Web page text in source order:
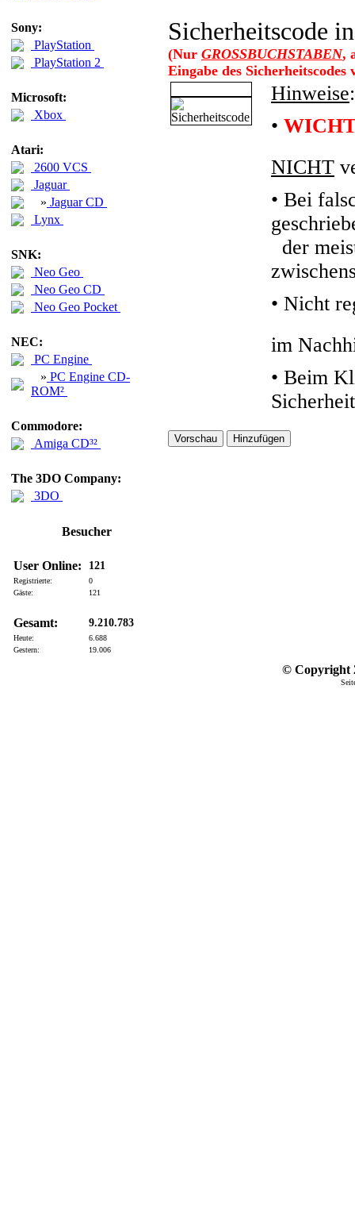
Sony:
PlayStation
PlayStation 2
Microsoft:
Xbox
Atari:
2600 VCS
Jaguar
» Jaguar CD
Lynx
SNK:
Neo Geo
Neo Geo CD
Neo Geo Pocket
NEC:
PC Engine
» PC Engine CD-
ROM²
Commodore:
Amiga CD³²
The 3DO Company:
3DO
Besucher
User Online: 121
Registrierte:
0
Gäste:
121
Gesamt: 9.210.783
Heute:
6.688
Gestern:
19.006
Sicherheitscode
(Nur GROSSBUCHSTABEN,
Eingabe des Sicherheitscodes
Hinweise:
•
NICHT
• Bei
der
• Nicht
im
• Beim
© Copyright